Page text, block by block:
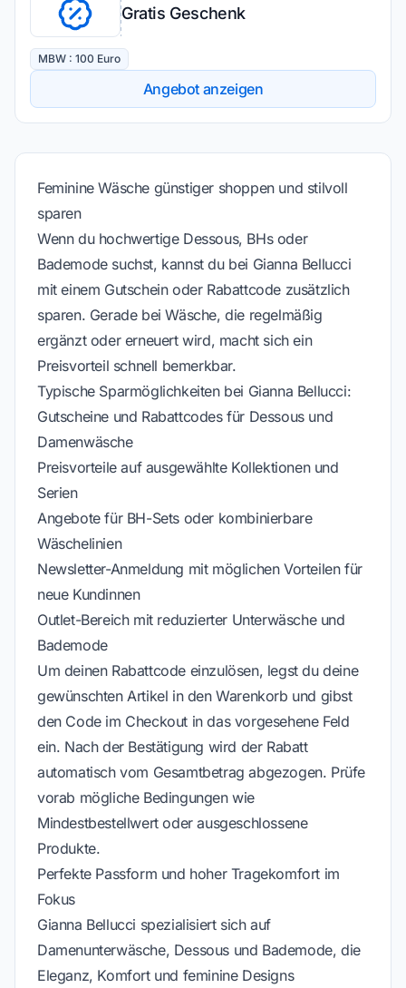
Gratis Geschenk
MBW : 100 Euro
Angebot anzeigen
Feminine Wäsche günstiger shoppen und stilvoll
sparen
Wenn du hochwertige Dessous, BHs oder
Bademode suchst, kannst du bei Gianna Bellucci
mit einem Gutschein oder Rabattcode zusätzlich
sparen. Gerade bei Wäsche, die regelmäßig
ergänzt oder erneuert wird, macht sich ein
Preisvorteil schnell bemerkbar.
Typische Sparmöglichkeiten bei Gianna Bellucci:
Gutscheine und Rabattcodes für Dessous und
Damenwäsche
Preisvorteile auf ausgewählte Kollektionen und
Serien
Angebote für BH-Sets oder kombinierbare
Wäschelinien
Newsletter-Anmeldung mit möglichen Vorteilen für
neue Kundinnen
Outlet-Bereich mit reduzierter Unterwäsche und
Bademode
Um deinen Rabattcode einzulösen, legst du deine
gewünschten Artikel in den Warenkorb und gibst
den Code im Checkout in das vorgesehene Feld
ein. Nach der Bestätigung wird der Rabatt
automatisch vom Gesamtbetrag abgezogen. Prüfe
vorab mögliche Bedingungen wie
Mindestbestellwert oder ausgeschlossene
Produkte.
Perfekte Passform und hoher Tragekomfort im
Fokus
Gianna Bellucci spezialisiert sich auf
Damenunterwäsche, Dessous und Bademode, die
Eleganz, Komfort und feminine Designs